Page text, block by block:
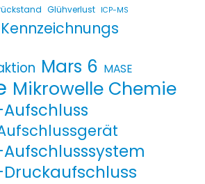
Glühverlust ICP-MS
Mars 6 MASE
Mikrowelle Chemie